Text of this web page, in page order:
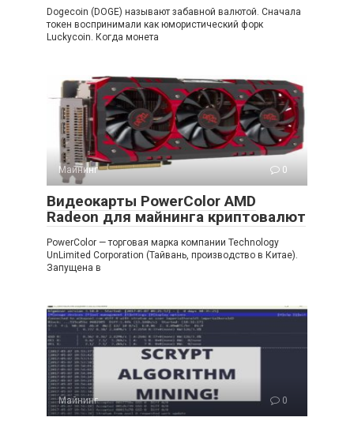
Dogecoin (DOGE) называют забавной валютой. Сначала
токен воспринимали как юмористический форк
Luckycoin. Когда монета
Майнинг 0
Видеокарты PowerColor AMD
Radeon для майнинга криптовалют
PowerColor — торговая марка компании Technology
UnLimited Corporation (Тайвань, производство в Китае).
Запущена в
Майнинг 0